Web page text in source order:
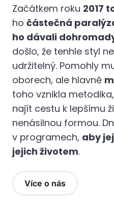
Začátkem roku 2017
ho částečná
ho dávali
došlo, že tenhle styl
udržitelný. Pomohly
oborech, ale hlavně
toho vznikla
najít cestu k lepšímu
nenásilnou formou.
v programech, aby
jejich životem.
Více o nás